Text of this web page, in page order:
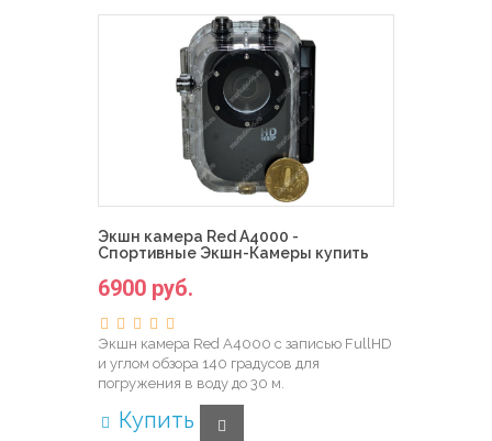
Экшн камера Red A4000 -
Спортивные Экшн-Камеры купить
6900 руб.
Экшн камера Red A4000 с записью FullHD
и углом обзора 140 градусов для
погружения в воду до 30 м.
Купить